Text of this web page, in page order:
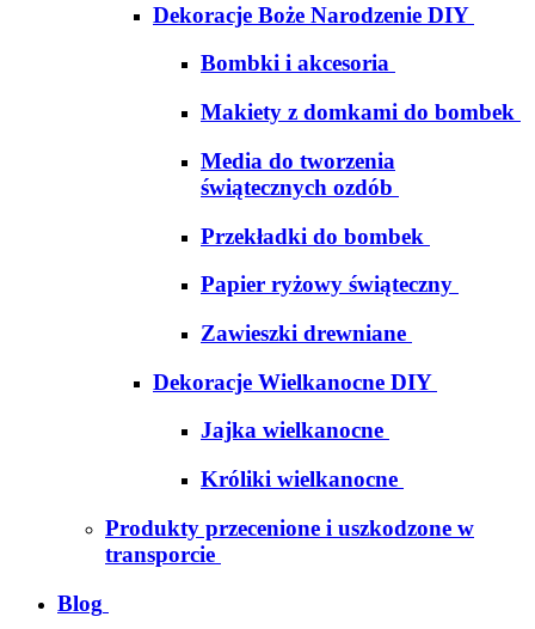
Dekoracje Boże Narodzenie DIY
Bombki i akcesoria
Makiety z domkami do bombek
Media do tworzenia
świątecznych ozdób
Przekładki do bombek
Papier ryżowy świąteczny
Zawieszki drewniane
Dekoracje Wielkanocne DIY
Jajka wielkanocne
Króliki wielkanocne
Produkty przecenione i uszkodzone w
transporcie
Blog